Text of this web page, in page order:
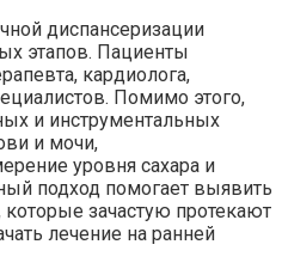
диспансеризации
этапов. Пациенты
кардиолога,
Помимо этого,
и инструментальных
и мочи,
уровня сахара и
подход помогает выявить
зачастую протекают
лечение на ранней